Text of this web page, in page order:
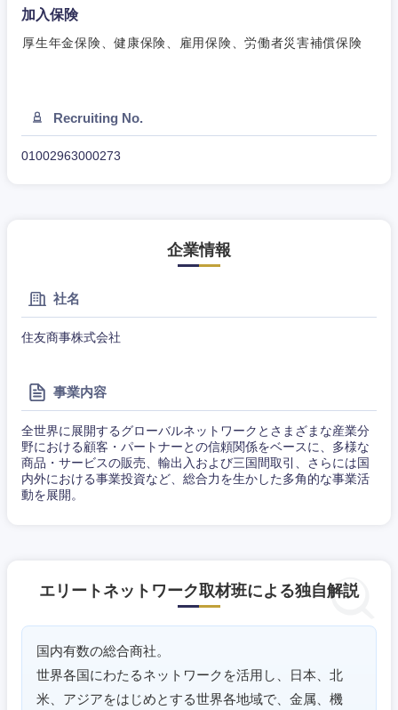
加入保険
厚生年金保険、健康保険、雇用保険、労働者災害補償保険
Recruiting No.
01002963000273
企業情報
社名
住友商事株式会社
事業内容
全世界に展開するグローバルネットワークとさまざまな産業分
野における顧客・パートナーとの信頼関係をベースに、多様な
商品・サービスの販売、輸出入および三国間取引、さらには国
内外における事業投資など、総合力を生かした多角的な事業活
動を展開。
エリートネットワーク取材班による独自解説
国内有数の総合商社。
世界各国にわたるネットワークを活用し、日本、北
米、アジアをはじめとする世界各地域で、金属、機
東海地方
岐阜県
愛知県 三重県